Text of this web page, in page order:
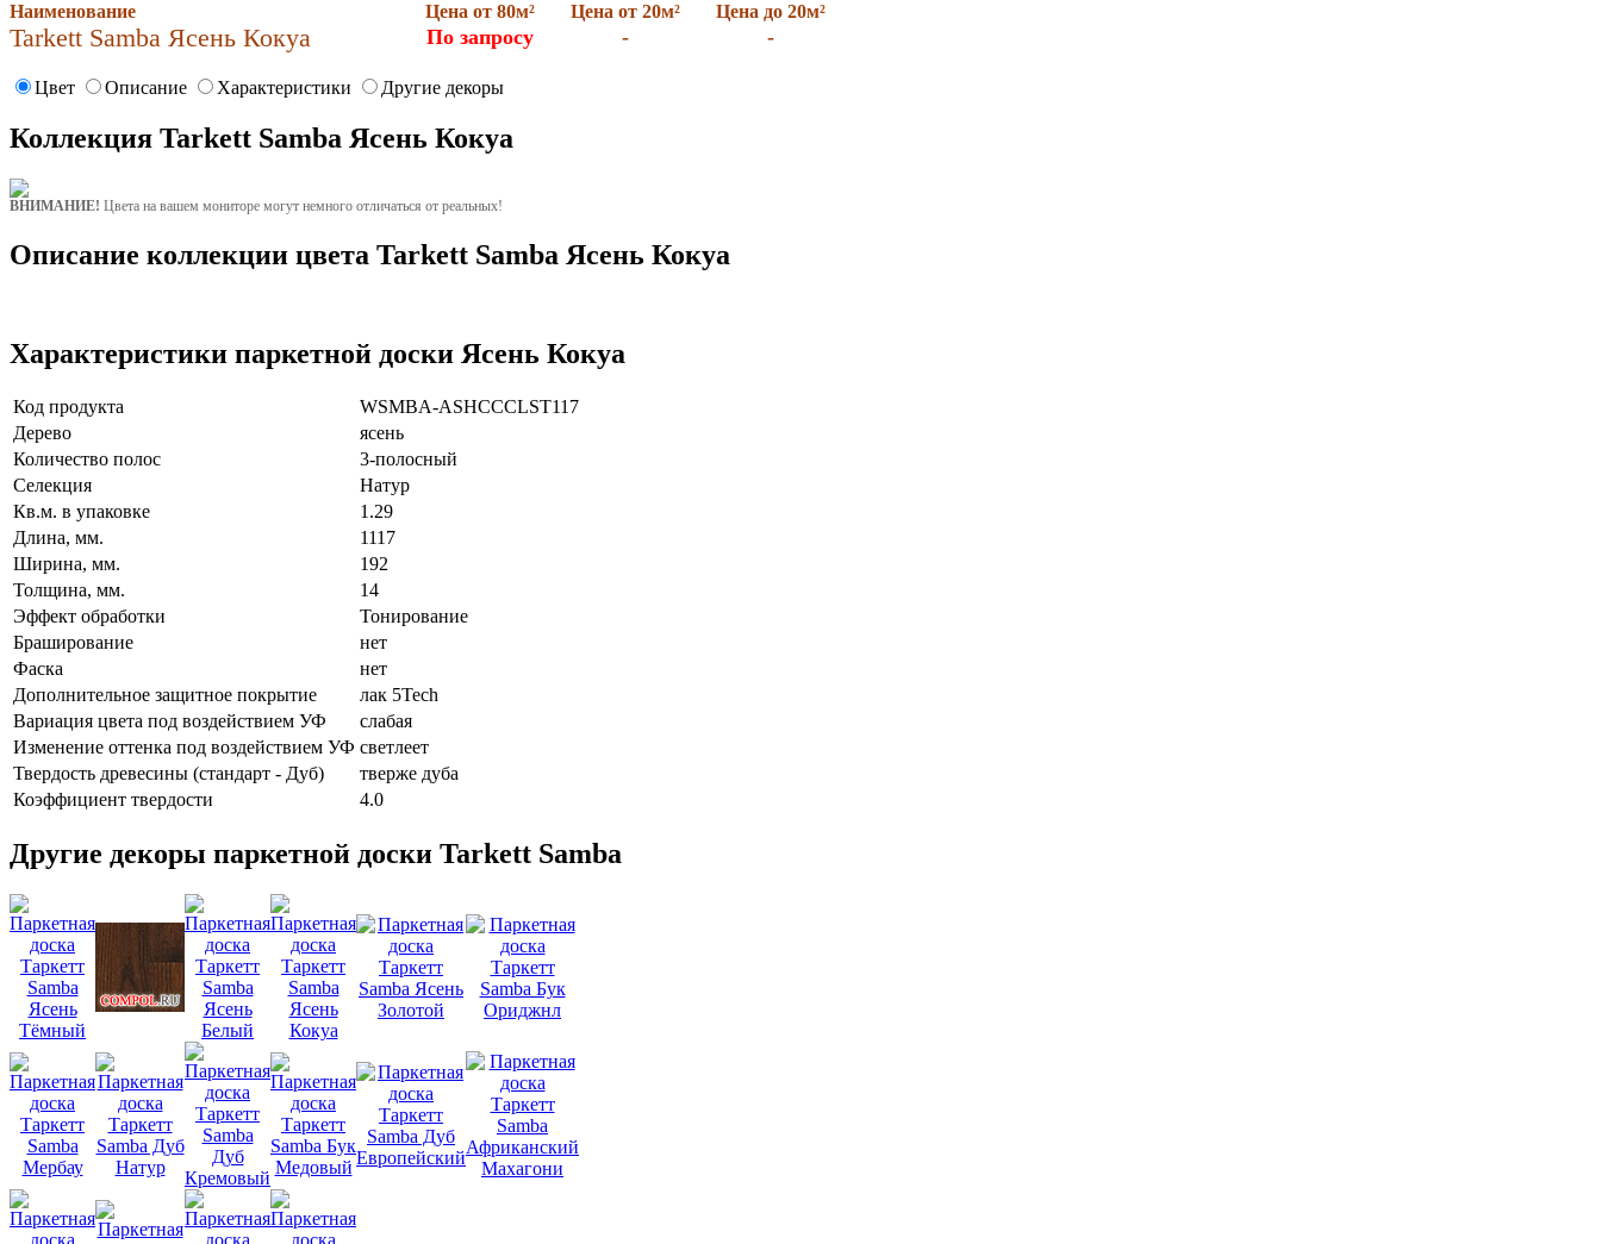
Наименование Цена от 80м² Цена от 20м² Цена до 20м²
Tarkett Samba Ясень Кокуа По запросу - -
Цвет Описание Характеристики Другие декоры
Коллекция Tarkett Samba Ясень Кокуа
ВНИМАНИЕ! Цвета на вашем мониторе могут немного отличаться от реальных!
Описание коллекции цвета Tarkett Samba Ясень Кокуа
Характеристики паркетной доски Ясень Кокуа
Код продукта
WSMBA-ASHCCCLST117
Дерево
ясень
Количество полос
3-полосный
Селекция
Натур
Кв.м. в упаковке
1.29
Длина, мм.
1117
Ширина, мм.
192
Толщина, мм.
14
Эффект обработки
Тонирование
Браширование
нет
Фаска
нет
Дополнительное защитное покрытие
лак 5Tech
Вариация цвета под воздействием УФ
слабая
Изменение оттенка под воздействием УФ светлеет
Твердость древесины (стандарт - Дуб)
тверже дуба
Коэффициент твердости
4.0
Другие декоры паркетной доски Tarkett Samba